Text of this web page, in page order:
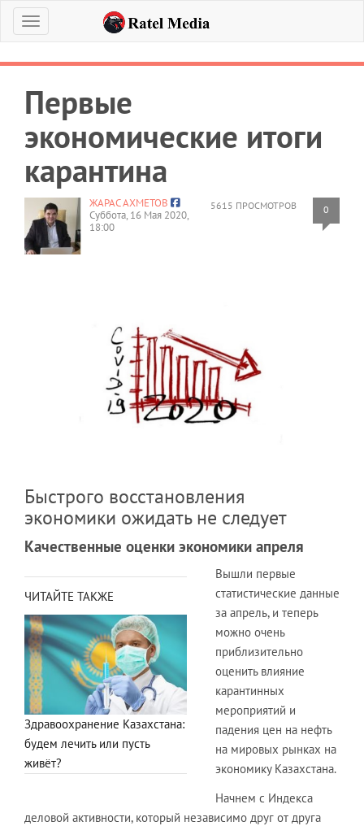
Меню
Первые
экономические итоги
карантина
5615 ПРОСМОТРОВ 0
ЖАРАС АХМЕТОВ
Суббота, 16 Мая 2020,
18:00
Быстрого восстановления
экономики ожидать не следует
Качественные оценки экономики апреля
ЧИТАЙТЕ ТАКЖЕ
Здравоохранение Казахстана:
будем лечить или пусть
живёт?
Вышли первые
статистические данные
за апрель, и теперь
можно очень
приблизительно
оценить влияние
карантинных
мероприятий и
падения цен на нефть
на мировых рынках на
экономику Казахстана.
Начнем с Индекса
деловой активности, который независимо друг от друга